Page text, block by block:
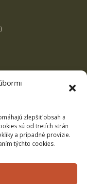
zlepšiť obsah a
sú od tretích strán
a prípadné provízie.
týchto cookies.